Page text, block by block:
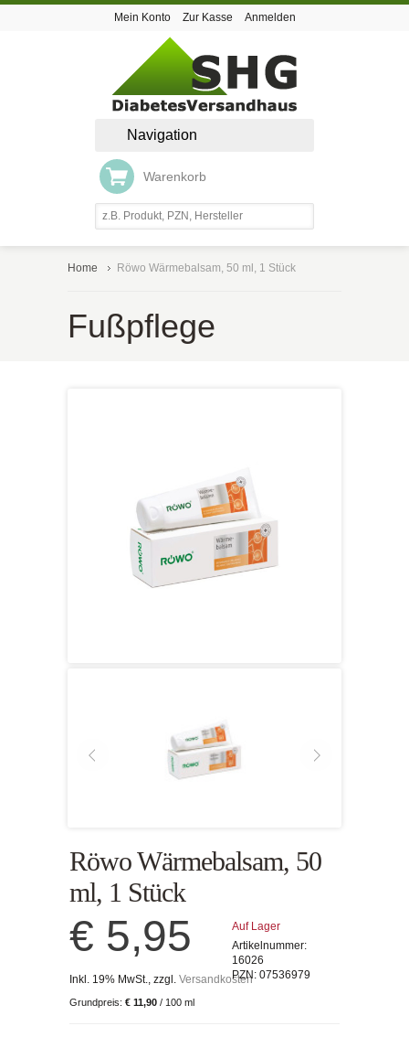
Mein Konto Zur Kasse Anmelden
Navigation
Warenkorb
Home Röwo Wärmebalsam, 50 ml, 1 Stück
Fußpflege
Röwo Wärmebalsam, 50
ml, 1 Stück
€ 5,95
Inkl. 19% MwSt., zzgl. Versandkosten
Grundpreis: € 11,90 / 100 ml
Auf Lager
Artikelnummer:
16026
PZN: 07536979